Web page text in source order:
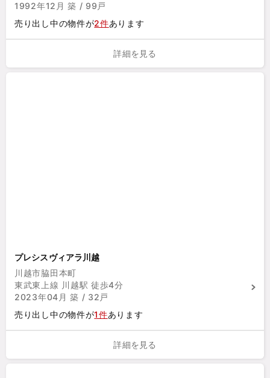
1992年12月 築 / 99戸
売り出し中の物件が2件あります
詳細を見る
プレシスヴィアラ川越
川越市脇田本町
東武東上線 川越駅 徒歩4分
2023年04月 築 / 32戸
売り出し中の物件が1件あります
詳細を見る